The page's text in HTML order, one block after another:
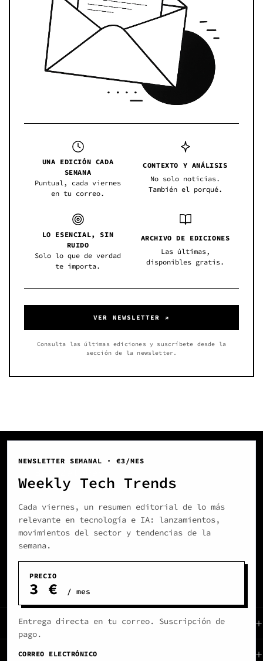
UNA EDICIÓN CADA
SEMANA
Puntual, cada viernes
en tu correo.
CONTEXTO Y ANÁLISIS
No solo noticias.
También el porqué.
LO ESENCIAL, SIN
RUIDO
Solo lo que de verdad
te importa.
ARCHIVO DE EDICIONES
Las últimas,
disponibles gratis.
VER NEWSLETTER ↗
Consulta las últimas ediciones y suscríbete desde la
sección de la newsletter.
NEWSLETTER SEMANAL · €3/MES
Weekly Tech Trends
Cada viernes, un resumen editorial de lo más
relevante en tecnología e IA: lanzamientos,
movimientos del sector y tendencias de la
semana.
PRECIO
3 € / mes
Entrega directa en tu correo. Suscripción de
pago.
CORREO ELECTRÓNICO
que crean valor real.
Galicia, Spain
hi@betazeta.dev
Política de privacidad
Sitio
Soluciones